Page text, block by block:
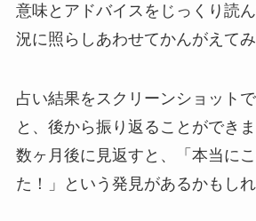
意味とアドバイスをじっくり読
況に照らしあわせてかんがえてみ
占い結果をスクリーンショット
と、後から振り返ることができ
数ヶ月後に見返すと、「本当に
た！」という発見があるかもしれ